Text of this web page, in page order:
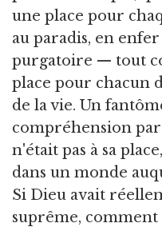
une place pour
au paradis, en
purgatoire — tout
place pour chacun
de la vie. Un
compréhension
n'était pas à sa
dans un monde
Si Dieu avait
suprême,